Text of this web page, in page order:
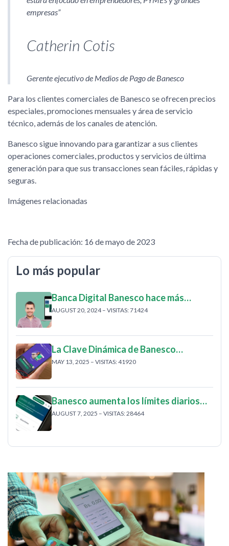
empresas
Catherin Cotis
Gerente ejecutivo de Medios de Pago de Banesco
Para los clientes comerciales de Banesco se ofrecen precios
especiales, promociones mensuales y área de servicio
técnico, además de los canales de atención.
Banesco sigue innovando para garantizar a sus clientes
operaciones comerciales, productos y servicios de última
generación para que sus transacciones sean fáciles, rápidas y
seguras.
Imágenes relacionadas
Fecha de publicación: 16 de mayo de 2023
Lo más popular
Banca Digital Banesco hace más…
AUGUST 20, 2024 – VISITAS: 71424
La Clave Dinámica de Banesco…
MAY 13, 2025 – VISITAS: 41920
Banesco aumenta los límites diarios…
AUGUST 7, 2025 – VISITAS: 28464